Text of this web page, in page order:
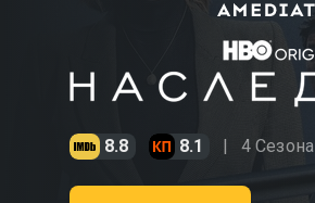
8.8 8.1 4 Сезона